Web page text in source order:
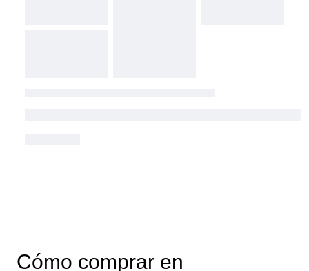
Cómo comprar en